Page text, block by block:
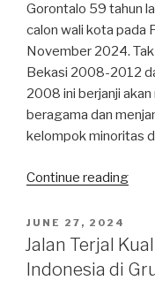
Gorontalo 59 tahun
calon wali kota pada
November 2024.
Bekasi 2008-2012
2008 ini berjanji
beragama dan
kelompok minoritas
Continue reading“Jika
POSTED
ON
JUNE 27, 2024
Jalan Terjal
Indonesia di